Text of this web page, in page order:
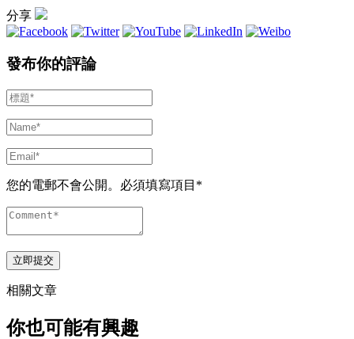
分享
發布你的評論
您的電郵不會公開。必須填寫項目*
相關文章
你也可能有興趣